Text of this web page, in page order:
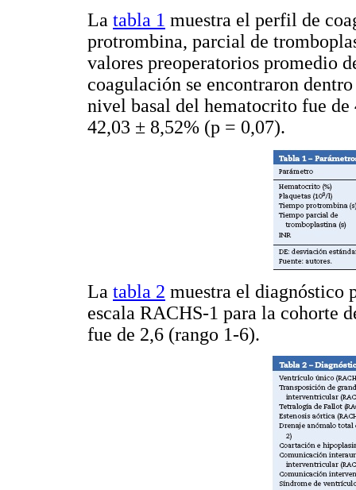
La tabla 1 muestra el perfil de
protrombina, parcial de
valores preoperatorios promedio
coagulación se encontraron
nivel basal del hematocrito fue de
42,03 ± 8,52% (p = 0,07).
La tabla 2 muestra el diagnóstico
escala RACHS-1 para la cohorte
fue de 2,6 (rango 1-6).